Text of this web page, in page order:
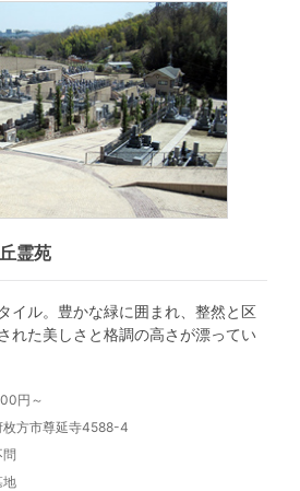
霊苑
イル。豊かな緑に囲まれ、整然と区
れた美しさと格調の高さが漂ってい
円～
枚方市尊延寺4588-4
問
地